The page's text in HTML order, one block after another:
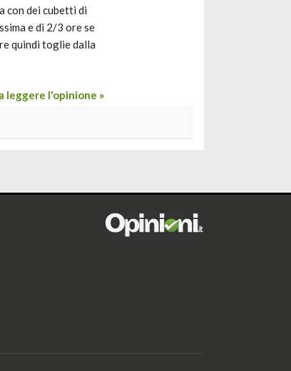
con dei cubetti di
e di 2/3 ore se
quindi toglie dalla
leggere l'opinione »